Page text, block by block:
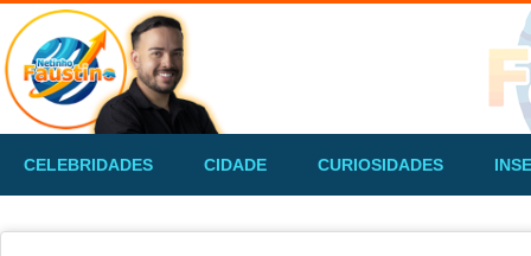
CELEBRIDADES CIDADE CURIOSIDADES